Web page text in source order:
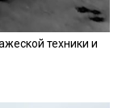
техники и